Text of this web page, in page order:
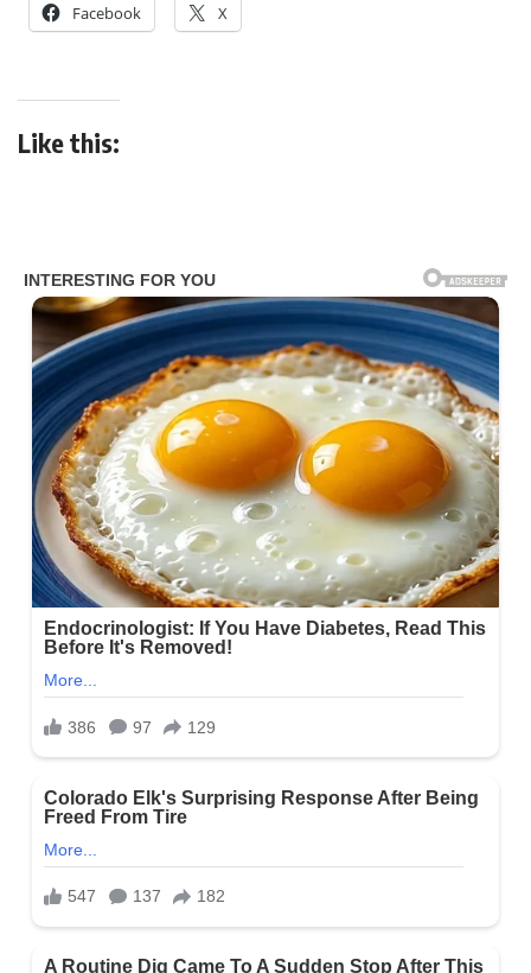
Facebook X
Like this: